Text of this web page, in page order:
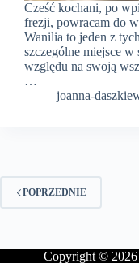
Cześć kochani, po
frezji, powracam do
Wanilia to jeden z
szczególne miejsce
względu na swoją
…
joanna-
POPRZEDNIE
Copyright © 2026